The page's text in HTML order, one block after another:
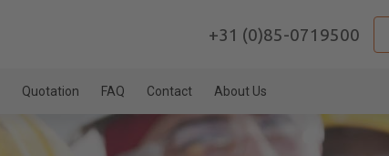
+31 (0)85-0719500
Quotation FAQ Contact About Us